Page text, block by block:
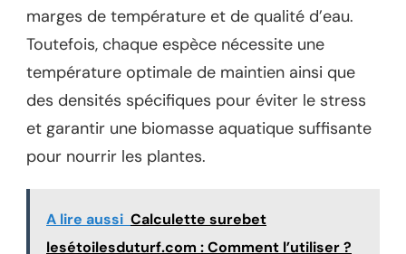
marges de température et de qualité d’eau.
Toutefois, chaque espèce nécessite une
température optimale de maintien ainsi que
des densités spécifiques pour éviter le stress
et garantir une biomasse aquatique suffisante
pour nourrir les plantes.
A lire aussi Calculette surebet
lesétoilesduturf.com : Comment l’utiliser ?